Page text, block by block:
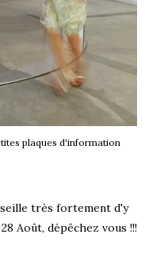
plaques d'information
très fortement d'y
Août, dépêchez vous !!!